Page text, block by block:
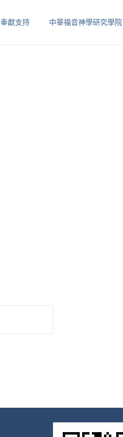
奉獻支持 中華福音神學研究學院